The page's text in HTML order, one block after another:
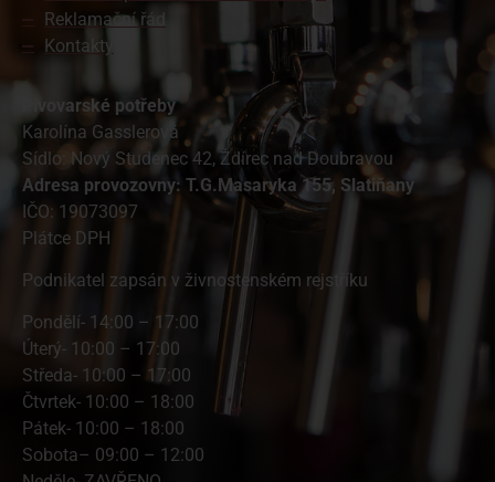
Reklamační řád
Kontakty
Pivovarské potřeby
Karolína Gasslerová
Sídlo: Nový Studenec 42, Ždírec nad Doubravou
Adresa provozovny: T.G.Masaryka 155, Slatiňany
IČO: 19073097
Plátce DPH
Podnikatel zapsán v živnostenském rejstříku
Pondělí- 14:00 – 17:00
Úterý- 10:00 – 17:00
Středa- 10:00 – 17:00
Čtvrtek- 10:00 – 18:00
Pátek- 10:00 – 18:00
Sobota– 09:00 – 12:00